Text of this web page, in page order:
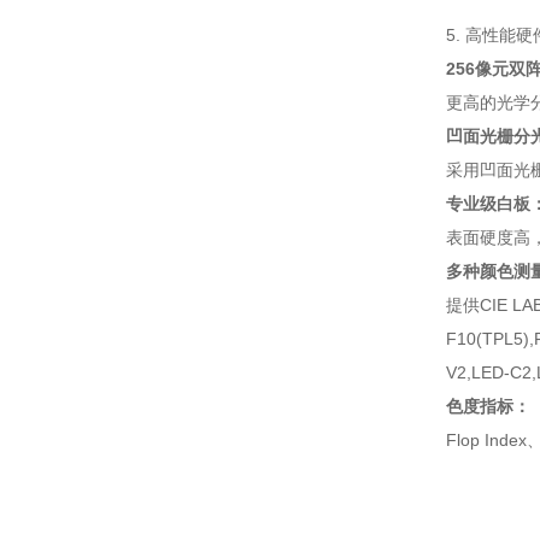
5. 高性能硬
256像元双
更高的光学
凹面光栅分
采用凹面光
专业级白板
表面硬度高
多种颜色测
提供CIE
V2,LED-
色度指标：
Flop Index